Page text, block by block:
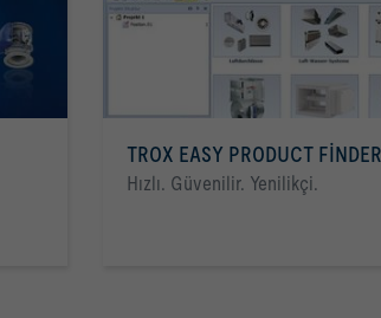
TROX EASY PRODUCT FINDER
Hızlı. Güvenilir. Yenilikçi.